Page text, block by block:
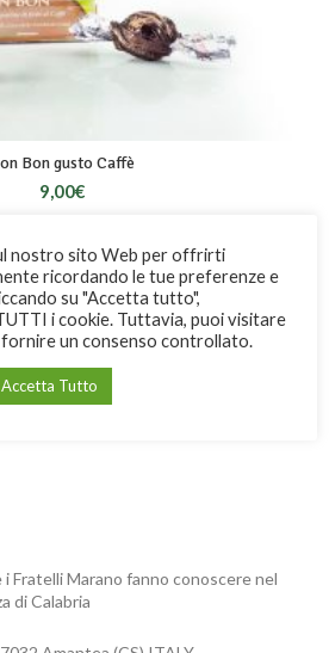
Bon gusto Caffè
9,00€
Fratelli Marano fanno conoscere nel
di Calabria
nostro sito Web per offrirti
ricordando le tue preferenze e
su "Accetta tutto",
i cookie. Tuttavia, puoi visitare
un consenso controllato.
Accetta Tutto